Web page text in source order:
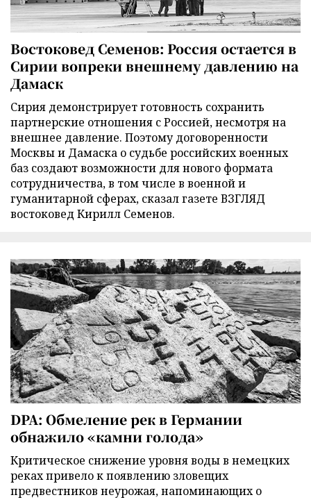
Востоковед Семенов: Россия остается в
Сирии вопреки внешнему давлению на
Дамаск
Сирия демонстрирует готовность сохранить
партнерские отношения с Россией, несмотря на
внешнее давление. Поэтому договоренности
Москвы и Дамаска о судьбе российских военных
баз создают возможности для нового формата
сотрудничества, в том числе в военной и
гуманитарной сферах, сказал газете ВЗГЛЯД
востоковед Кирилл Семенов.
DPA: Обмеление рек в Германии
обнажило «камни голода»
Критическое снижение уровня воды в немецких
реках привело к появлению зловещих
предвестников неурожая, напоминающих о